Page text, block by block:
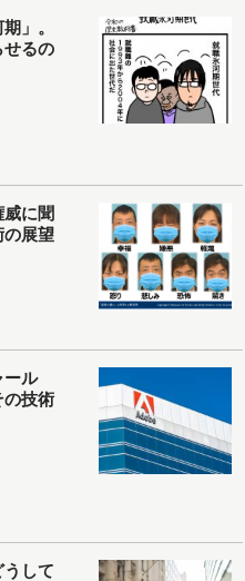
」。
せるの
に聞
の展望
ール
の技術
して